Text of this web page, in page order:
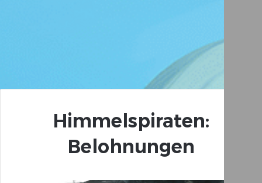
Himmelspiraten:
Belohnungen